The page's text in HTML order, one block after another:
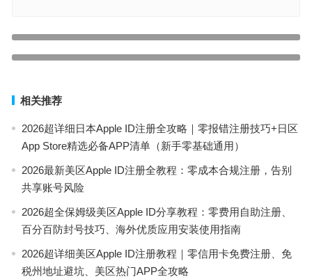
相关推荐
2026超详细日本Apple ID注册全攻略｜零报错注册技巧+日区
App Store精选必备APP清单（新手零基础通用）
2026最新美区Apple ID注册全教程：零成本合规注册，告别
共享账号风险
2026超全保姆级美区Apple ID分享教程：零费用自助注册、
百分百防封号技巧、海外优质应用安装使用指南
2026超详细美区Apple ID注册教程｜零信用卡免费注册、免
税州地址避坑、美区热门APP全攻略